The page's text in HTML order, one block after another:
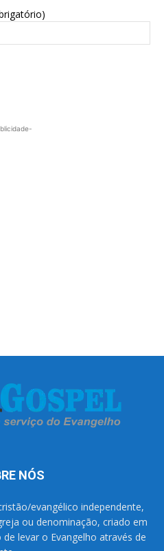
NÓS
evangélico independente,
ou denominação, criado em
levar o Evangelho através de